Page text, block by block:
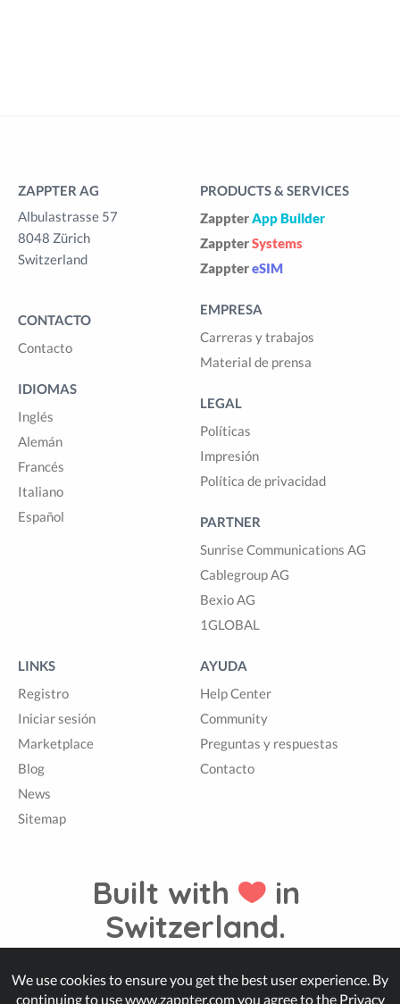
ZAPPTER AG
Albulastrasse 57
8048 Zürich
Switzerland
CONTACTO
Contacto
IDIOMAS
Inglés
Alemán
Francés
Italiano
Español
PRODUCTS & SERVICES
ZappterApp Builder
ZappterSystems
ZapptereSIM
EMPRESA
Carreras y trabajos
Material de prensa
LEGAL
Políticas
Impresión
Política de privacidad
PARTNER
Sunrise Communications AG
Cablegroup AG
Bexio AG
1GLOBAL
LINKS
Registro
Iniciar sesión
Marketplace
Blog
News
Sitemap
AYUDA
Help Center
Community
Preguntas y respuestas
Contacto
Built with
in
Switzerland.
© Zappter
We use cookies to ensure you get the best user experience. By
continuing to use www.zappter.com you agree to the Privacy